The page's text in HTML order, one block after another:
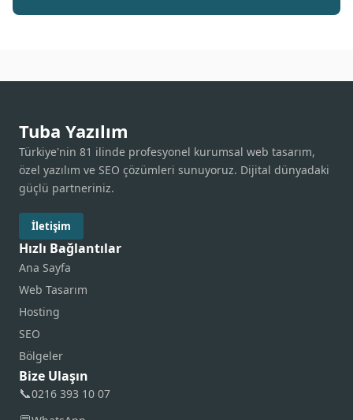
Tuba Yazılım
Türkiye'nin 81 ilinde profesyonel kurumsal web tasarım,
özel yazılım ve SEO çözümleri sunuyoruz. Dijital dünyadaki
güçlü partneriniz.
İletişim
Hızlı Bağlantılar
Ana Sayfa
Web Tasarım
Hosting
SEO
Bölgeler
Bize Ulaşın
📞0216 393 10 07